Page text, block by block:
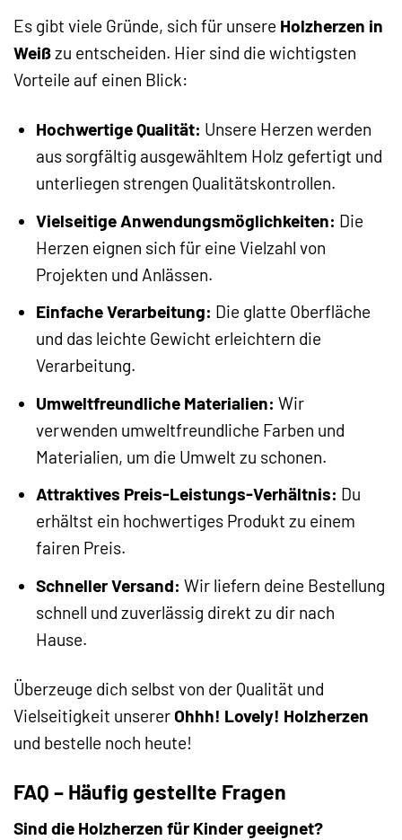
Es gibt viele Gründe, sich für unsere Holzherzen in
Weißzu entscheiden. Hier sind die wichtigsten
Vorteile auf einen Blick:
Hochwertige Qualität: Unsere Herzen werden
aus sorgfältig ausgewähltem Holz gefertigt und
unterliegen strengen Qualitätskontrollen.
Vielseitige Anwendungsmöglichkeiten: Die
Herzen eignen sich für eine Vielzahl von
Projekten und Anlässen.
Einfache Verarbeitung: Die glatte Oberfläche
und das leichte Gewicht erleichtern die
Verarbeitung.
Umweltfreundliche Materialien: Wir
verwenden umweltfreundliche Farben und
Materialien, um die Umwelt zu schonen.
Attraktives Preis-Leistungs-Verhältnis: Du
erhältst ein hochwertiges Produkt zu einem
fairen Preis.
Schneller Versand: Wir liefern deine Bestellung
schnell und zuverlässig direkt zu dir nach
Hause.
Überzeuge dich selbst von der Qualität und
Vielseitigkeit unsererOhhh! Lovely! Holzherzen
und bestelle noch heute!
FAQ – Häufig gestellte Fragen
Sind die Holzherzen für Kinder geeignet?